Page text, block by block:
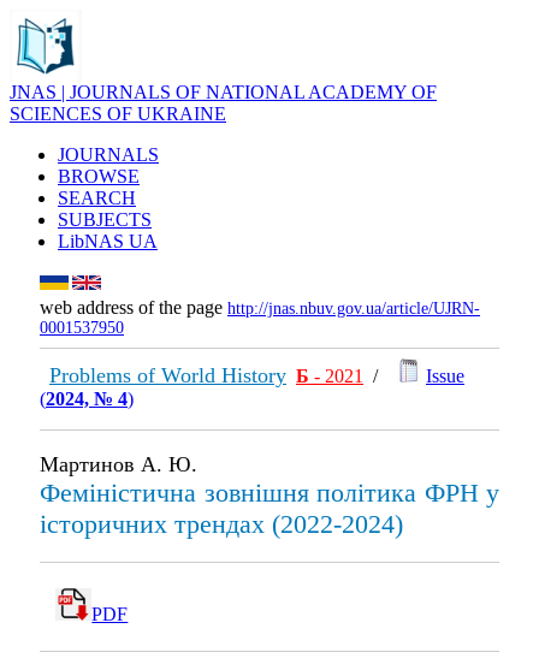
JNAS | JOURNALS OF NATIONAL ACADEMY OF
SCIENCES OF UKRAINE
JOURNALS
BROWSE
SEARCH
SUBJECTS
LibNAS UA
web address of the page http://jnas.nbuv.gov.ua/article/UJRN-
0001537950
Problems of World History Б - 2021 /
Issue
(2024, № 4)
Мартинов А. Ю.
Феміністична зовнішня політика ФРН у
історичних трендах (2022-2024)
PDF